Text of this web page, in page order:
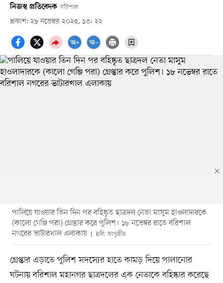
নিজস্ব প্রতিবেদক বরিশাল
প্রকাশ: ২৮ নভেম্বর ২০২৫, ১৩: ২২
পালিয়ে যাওয়ার তিন দিন পর বহিষ্কৃত ছাত্রদল নেতা মাসুম হাওলাদারকে
(কালো গেঞ্জি পরা) গ্রেপ্তার করে পুলিশ। ১৮ নভেম্বর রাতে বরিশাল
নগরের ভাটারখাল এলাকায়
ছবি: সংগৃহীত
গ্রেপ্তার এড়াতে পুলিশ সদস্যের হাতে কামড় দিয়ে পালানোর
ঘটনায় বরিশাল মহানগর ছাত্রদলের এক নেতাকে বহিষ্কার করেছে